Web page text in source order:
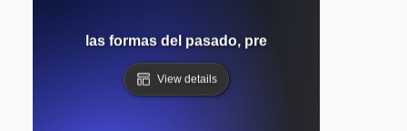
Entiende las formas del pasado, presente y futuro con
View details